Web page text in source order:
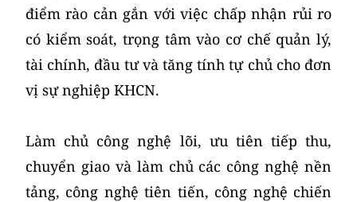
điểm rào cản gắn với việc chấp nhận rủi ro
có kiểm soát, trọng tâm vào cơ chế quản lý,
tài chính, đầu tư và tăng tính tự chủ cho đơn
vị sự nghiệp KHCN.
Làm chủ công nghệ lõi, ưu tiên tiếp thu,
chuyển giao và làm chủ các công nghệ nền
tảng, công nghệ tiên tiến, công nghệ chiến